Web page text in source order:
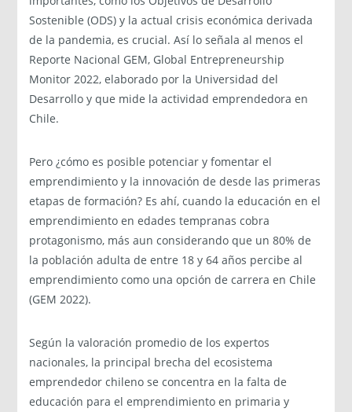
Sostenible (ODS) y la actual crisis económica derivada
de la pandemia, es crucial. Así lo señala al menos el
Reporte Nacional GEM, Global Entrepreneurship
Monitor 2022, elaborado por la Universidad del
Desarrollo y que mide la actividad emprendedora en
Chile.
Pero ¿cómo es posible potenciar y fomentar el
emprendimiento y la innovación de desde las primeras
etapas de formación? Es ahí, cuando la educación en el
emprendimiento en edades tempranas cobra
protagonismo, más aun considerando que un 80% de
la población adulta de entre 18 y 64 años percibe al
emprendimiento como una opción de carrera en Chile
(GEM 2022).
Según la valoración promedio de los expertos
nacionales, la principal brecha del ecosistema
emprendedor chileno se concentra en la falta de
educación para el emprendimiento en primaria y